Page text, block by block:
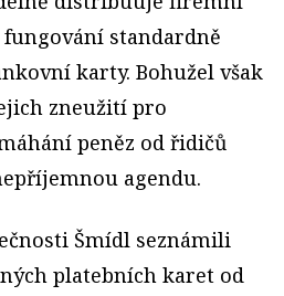
standardně
karty. Bohužel však
zneužití pro
peněz od řidičů
agendu.
Šmídl seznámili
platebních karet od